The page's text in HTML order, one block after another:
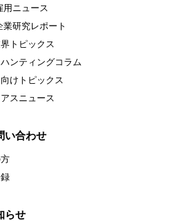
用ニュース
業研究レポート
トピックス
ンティングコラム
けトピックス
スニュース
い合わせ
らせ